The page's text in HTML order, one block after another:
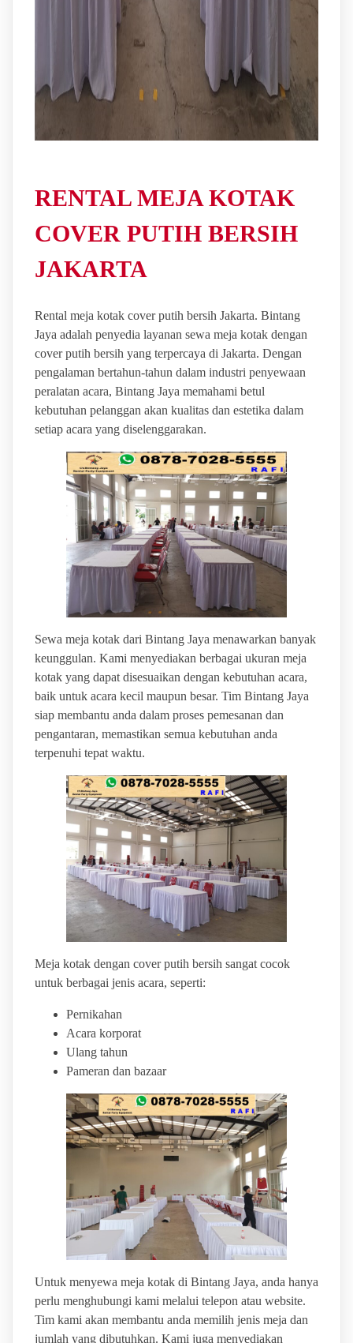
RENTAL MEJA KOTAK
COVER PUTIH BERSIH
JAKARTA
Rental meja kotak cover putih bersih Jakarta. Bintang
Jaya adalah penyedia layanan sewa meja kotak dengan
cover putih bersih yang terpercaya di Jakarta. Dengan
pengalaman bertahun-tahun dalam industri penyewaan
peralatan acara, Bintang Jaya memahami betul
kebutuhan pelanggan akan kualitas dan estetika dalam
setiap acara yang diselenggarakan.
Sewa meja kotak dari Bintang Jaya menawarkan banyak
keunggulan. Kami menyediakan berbagai ukuran meja
kotak yang dapat disesuaikan dengan kebutuhan acara,
baik untuk acara kecil maupun besar. Tim Bintang Jaya
siap membantu anda dalam proses pemesanan dan
pengantaran, memastikan semua kebutuhan anda
terpenuhi tepat waktu.
Meja kotak dengan cover putih bersih sangat cocok
untuk berbagai jenis acara, seperti:
Pernikahan
Acara korporat
Ulang tahun
Pameran dan bazaar
Untuk menyewa meja kotak di Bintang Jaya, anda hanya
perlu menghubungi kami melalui telepon atau website.
Tim kami akan membantu anda memilih jenis meja dan
jumlah yang dibutuhkan. Kami juga menyediakan